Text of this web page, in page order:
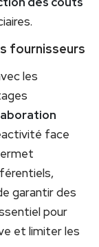
fournisseurs
les
face
garantir des
pour
et limiter les